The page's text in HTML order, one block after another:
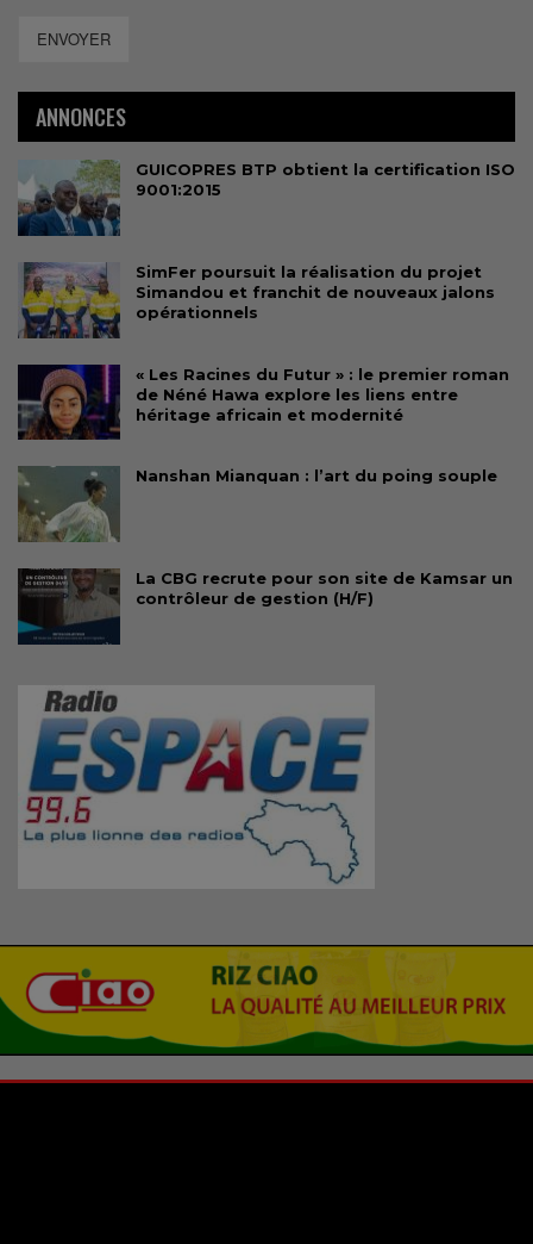
ENVOYER
ANNONCES
GUICOPRES BTP obtient la certification ISO
9001:2015
SimFer poursuit la réalisation du projet
Simandou et franchit de nouveaux jalons
opérationnels
« Les Racines du Futur » : le premier roman
de Néné Hawa explore les liens entre
héritage africain et modernité
Nanshan Mianquan : l’art du poing souple
La CBG recrute pour son site de Kamsar un
contrôleur de gestion (H/F)